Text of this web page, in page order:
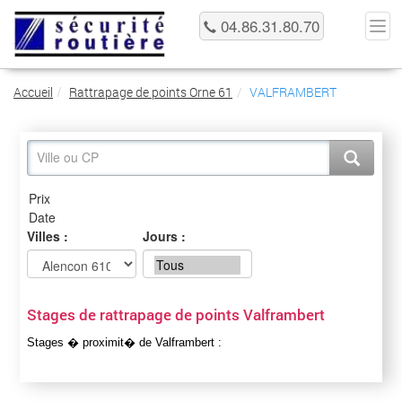
04.86.31.80.70
Accueil Rattrapage de points Orne 61 VALFRAMBERT
Villes : Jours :
Stages de rattrapage de points Valframbert
Stages � proximit� de Valframbert :